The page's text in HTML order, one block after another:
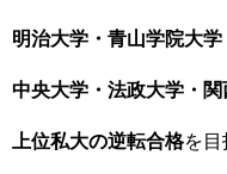
明治大学・ 青山学院大学
中央大学・法政大学 ・
上位私大の逆転合格を目